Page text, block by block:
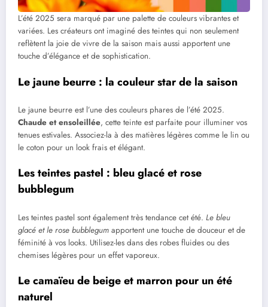
L’été 2025 sera marqué par une palette de couleurs vibrantes et
variées. Les créateurs ont imaginé des teintes qui non seulement
reflètent la joie de vivre de la saison mais aussi apportent une
touche d’élégance et de sophistication.
Le jaune beurre : la couleur star de la saison
Le jaune beurre est l’une des couleurs phares de l’été 2025.
Chaude et ensoleillée, cette teinte est parfaite pour illuminer vos
tenues estivales. Associez-la à des matières légères comme le lin ou
le coton pour un look frais et élégant.
Les teintes pastel : bleu glacé et rose
bubblegum
Les teintes pastel sont également très tendance cet été. Le bleu
glacé et le rose bubblegum apportent une touche de douceur et de
féminité à vos looks. Utilisez-les dans des robes fluides ou des
chemises légères pour un effet vaporeux.
Le camaïeu de beige et marron pour un été
naturel